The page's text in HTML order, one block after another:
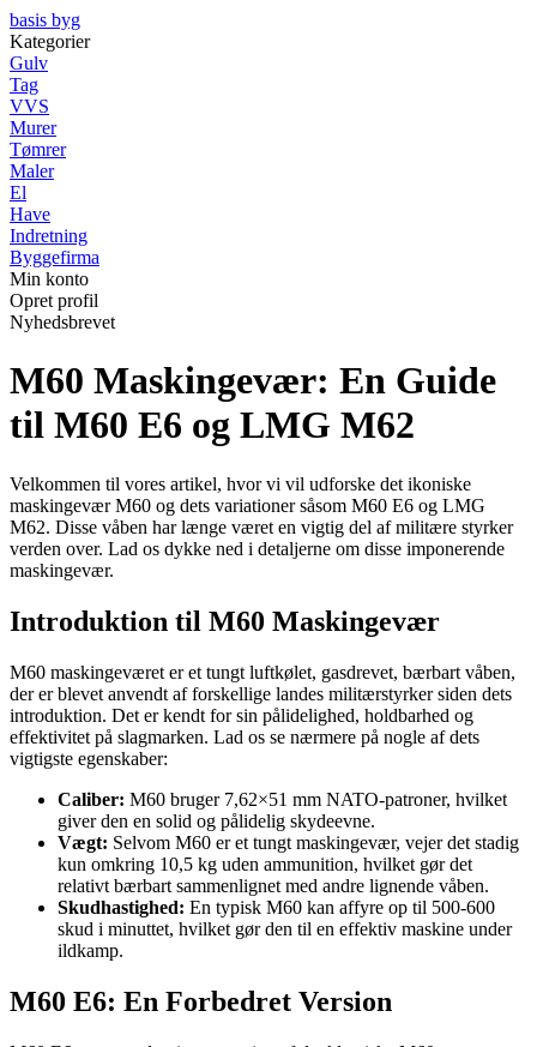
basis byg
Kategorier
Gulv
Tag
VVS
Murer
Tømrer
Maler
El
Have
Indretning
Byggefirma
Min konto
Opret profil
Nyhedsbrevet
M60 Maskingevær: En Guide
til M60 E6 og LMG M62
Velkommen til vores artikel, hvor vi vil udforske det ikoniske
maskingevær M60 og dets variationer såsom M60 E6 og LMG
M62. Disse våben har længe været en vigtig del af militære styrker
verden over. Lad os dykke ned i detaljerne om disse imponerende
maskingevær.
Introduktion til M60 Maskingevær
M60 maskingeværet er et tungt luftkølet, gasdrevet, bærbart våben,
der er blevet anvendt af forskellige landes militærstyrker siden dets
introduktion. Det er kendt for sin pålidelighed, holdbarhed og
effektivitet på slagmarken. Lad os se nærmere på nogle af dets
vigtigste egenskaber:
Caliber: M60 bruger 7,62×51 mm NATO-patroner, hvilket
giver den en solid og pålidelig skydeevne.
Vægt: Selvom M60 er et tungt maskingevær, vejer det stadig
kun omkring 10,5 kg uden ammunition, hvilket gør det
relativt bærbart sammenlignet med andre lignende våben.
Skudhastighed: En typisk M60 kan affyre op til 500-600
skud i minuttet, hvilket gør den til en effektiv maskine under
ildkamp.
M60 E6: En Forbedret Version